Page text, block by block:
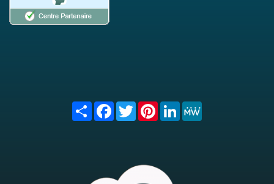
Share FacebookTwitterPinterest
LinkedIn